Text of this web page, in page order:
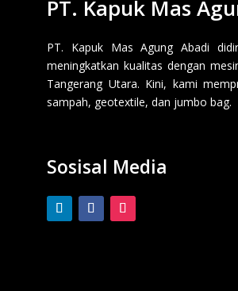
PT. Kapuk Mas
PT. Kapuk Mas Agung Abadi
meningkatkan kualitas dengan
Tangerang Utara. Kini, kami
sampah, geotextile, dan jumbo bag.
Sosisal Media